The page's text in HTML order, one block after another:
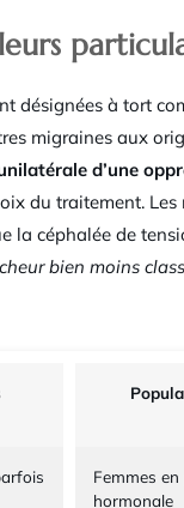
désignées à tort
migraines aux
d’une
du traitement. Les
la céphalée de
bien moins
Femmes
hormonale